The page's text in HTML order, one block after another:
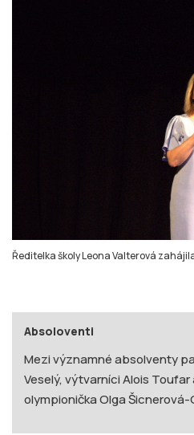
Ředitelka školy Leona Valterová
Absoloventi
Mezi významné absolventy
Veselý, výtvarníci Alois Toufar
olympionička Olga